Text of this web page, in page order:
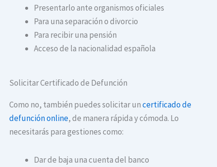
Presentarlo ante organismos oficiales
Para una separación o divorcio
Para recibir una pensión
Acceso de la nacionalidad española
Solicitar Certificado de Defunción
Como no, también puedes solicitar uncertificado de
defunción online, de manera rápida y cómoda. Lo
necesitarás para gestiones como:
Dar de baja una cuenta del banco